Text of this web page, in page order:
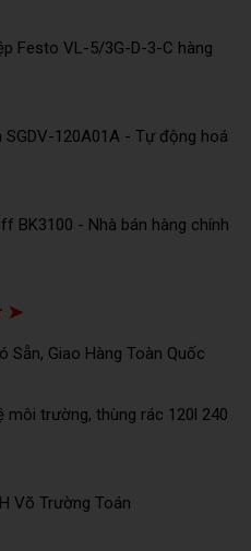
Festo VL-5/3G-D-3-C hàng
SGDV-120A01A - Tự động hoá
BK3100 - Nhà bán hàng chính
➤
Sẵn, Giao Hàng Toàn Quốc
môi trường, thùng rác 120l 240
Võ Trường Toán